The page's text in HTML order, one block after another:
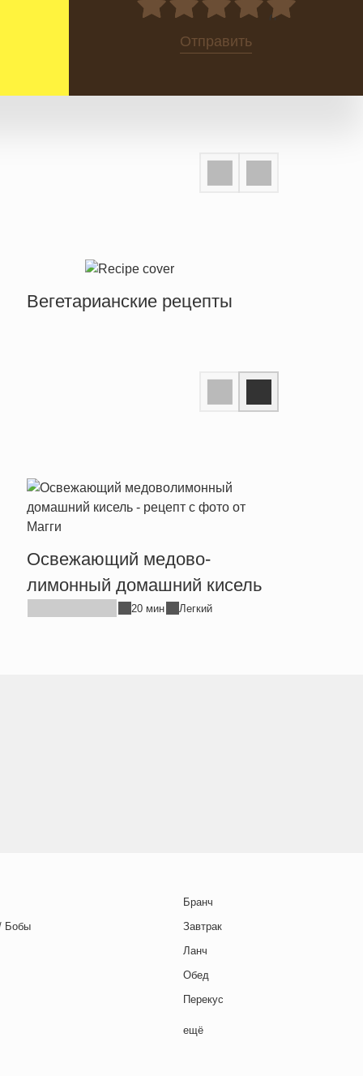
0
Отправить
Вегетарианские рецепты
Освежающий медово-
лимонный домашний кисель
20 мин Легкий
Бобы
Бранч
Завтрак
Ланч
Обед
Перекус
Полдник
ещё